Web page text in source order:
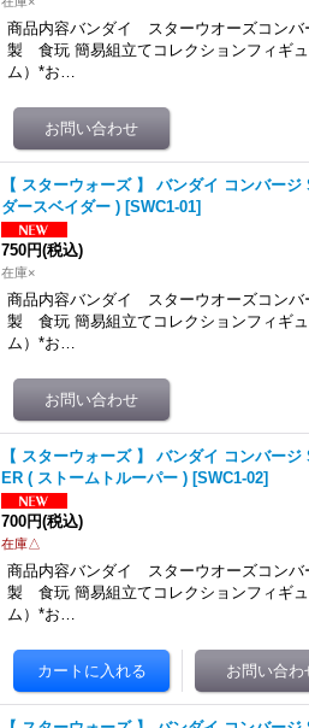
商品内容バンダイ スターウオーズコン
製 食玩 簡易組立てコレクションフィギ
ム）*お…
【 スターウォーズ 】 バンダイ コンバー
ダースベイダー ) [SWC1-01]
750円(税込)
在庫×
商品内容バンダイ スターウオーズコン
製 食玩 簡易組立てコレクションフィギ
ム）*お…
【 スターウォーズ 】 バンダイ コンバー
ER ( ストームトルーパー ) [SWC1-02]
700円(税込)
在庫△
商品内容バンダイ スターウオーズコン
製 食玩 簡易組立てコレクションフィギ
ム）*お…